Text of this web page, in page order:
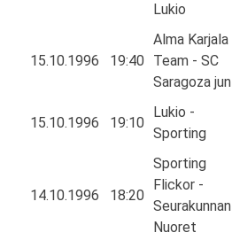
Lukio
15.10.1996 19:40
Alma Karjala
Team - SC
Saragoza jun
15.10.1996 19:10
Lukio -
Sporting
14.10.1996 18:20
Sporting
Flickor -
Seurakunnan
Nuoret